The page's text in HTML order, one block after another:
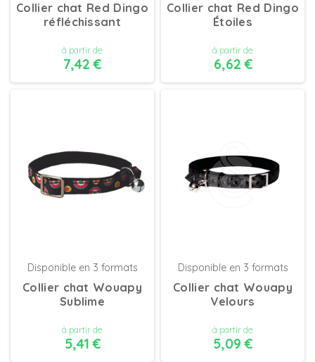
Collier chat Red Dingo
réfléchissant
à partir de
7,42 €
Collier chat Red Dingo
Étoiles
à partir de
6,62 €
Disponible en 3 formats
Collier chat Wouapy
Sublime
à partir de
5,41 €
Disponible en 3 formats
Collier chat Wouapy
Velours
à partir de
5,09 €